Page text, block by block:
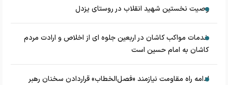
وصیت نخستین شهید انقلاب در روستای یزدل
خدمات مواکب کاشان در اربعین جلوه ای از اخلاص و ارادت مردم
کاشان به امام حسین است
ادامه راه مقاومت نیازمند «فصل‌الخطاب» قراردادن سخنان رهبر